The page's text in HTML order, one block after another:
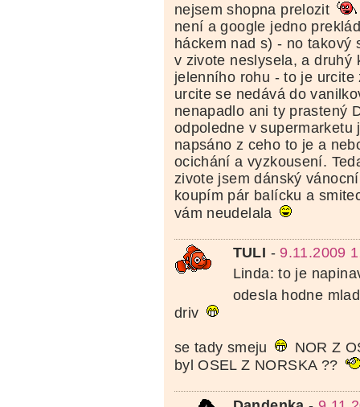
nejsem shopna prelozit
není a google jedno
háckem nad s) - no takový
v zivote neslysela, a druhý
jelenního rohu - to je
urcite se nedává do
nenapadlo ani ty prastený
odpoledne v supermarketu
napsáno z ceho to je a
ocichání a vyzkousení.
zivote jsem dánský
koupím pár balícku a
vám neudelala
TULI - 9.11.2009
Linda: to je
odesla hodne
driv
se tady smeju
NOR Z
byl OSEL Z NORSKA ??